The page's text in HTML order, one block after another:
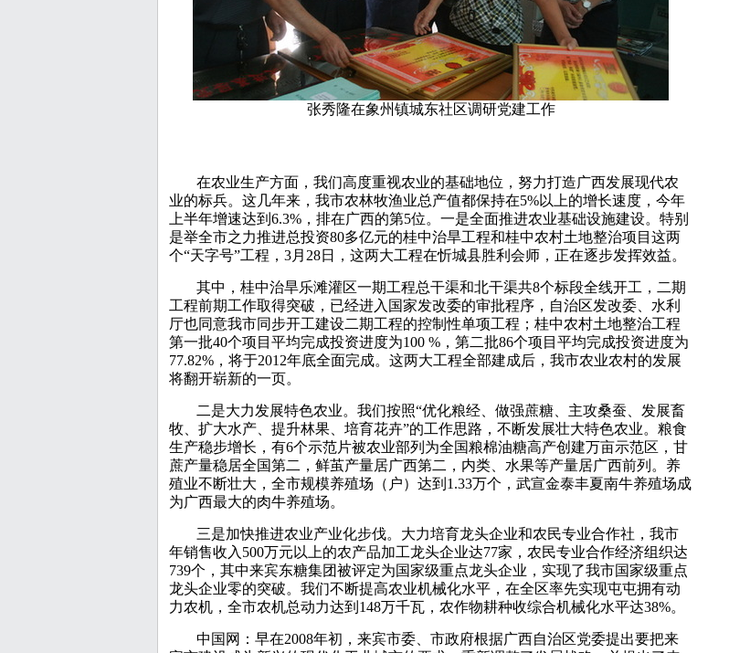
张秀隆在象州镇城东社区调研党建工作
在农业生产方面，我们高度重视农业的基础地位，努力打造广西发展现代农
业的标兵。这几年来，我市农林牧渔业总产值都保持在5%以上的增长速度，今年
上半年增速达到6.3%，排在广西的第5位。一是全面推进农业基础设施建设。特别
是举全市之力推进总投资80多亿元的桂中治旱工程和桂中农村土地整治项目这两
个“天字号”工程，3月28日，这两大工程在忻城县胜利会师，正在逐步发挥效益。
其中，桂中治旱乐滩灌区一期工程总干渠和北干渠共8个标段全线开工，二期
工程前期工作取得突破，已经进入国家发改委的审批程序，自治区发改委、水利
厅也同意我市同步开工建设二期工程的控制性单项工程；桂中农村土地整治工程
第一批40个项目平均完成投资进度为100 %，第二批86个项目平均完成投资进度为
77.82%，将于2012年底全面完成。这两大工程全部建成后，我市农业农村的发展
将翻开崭新的一页。
二是大力发展特色农业。我们按照“优化粮经、做强蔗糖、主攻桑蚕、发展畜
牧、扩大水产、提升林果、培育花卉”的工作思路，不断发展壮大特色农业。粮食
生产稳步增长，有6个示范片被农业部列为全国粮棉油糖高产创建万亩示范区，甘
蔗产量稳居全国第二，鲜茧产量居广西第二，内类、水果等产量居广西前列。养
殖业不断壮大，全市规模养殖场（户）达到1.33万个，武宣金泰丰夏南牛养殖场成
为广西最大的肉牛养殖场。
三是加快推进农业产业化步伐。大力培育龙头企业和农民专业合作社，我市
年销售收入500万元以上的农产品加工龙头企业达77家，农民专业合作经济组织达
739个，其中来宾东糖集团被评定为国家级重点龙头企业，实现了我市国家级重点
龙头企业零的突破。我们不断提高农业机械化水平，在全区率先实现屯屯拥有动
力农机，全市农机总动力达到148万千瓦，农作物耕种收综合机械化水平达38%。
中国网：早在2008年初，来宾市委、市政府根据广西自治区党委提出要把来